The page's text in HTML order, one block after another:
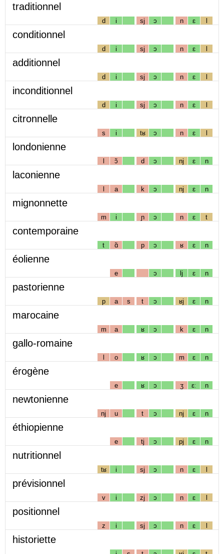
traditionnel
d i sj ɔ n ɛ l
conditionnel
d i sj ɔ n ɛ l
additionnel
d i sj ɔ n ɛ l
inconditionnel
d i sj ɔ n ɛ l
citronnelle
s i tʁ ɔ n ɛ l
londonienne
l ɔ̃ d ɔ nj ɛ n
laconienne
l a k ɔ nj ɛ n
mignonnette
m i ɲ ɔ n ɛ t
contemporaine
t ɑ̃ p ɔ ʁ ɛ n
éolienne
e ɔ lj ɛ n
pastorienne
p a s t ɔ ʁj ɛ n
marocaine
m a ʁ ɔ k ɛ n
gallo-romaine
l o ʁ ɔ m ɛ n
érogène
e ʁ ɔ ʒ ɛː n
newtonienne
nj u t ɔ nj ɛ n
éthiopienne
e tj ɔ pj ɛ n
nutritionnel
tʁ i sj ɔ n ɛ l
prévisionnel
v i zj ɔ n ɛ l
positionnel
z i sj ɔ n ɛ l
historiette